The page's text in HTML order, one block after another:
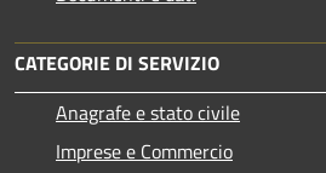
CATEGORIE DI SERVIZIO
Anagrafe e stato civile
Imprese e Commercio